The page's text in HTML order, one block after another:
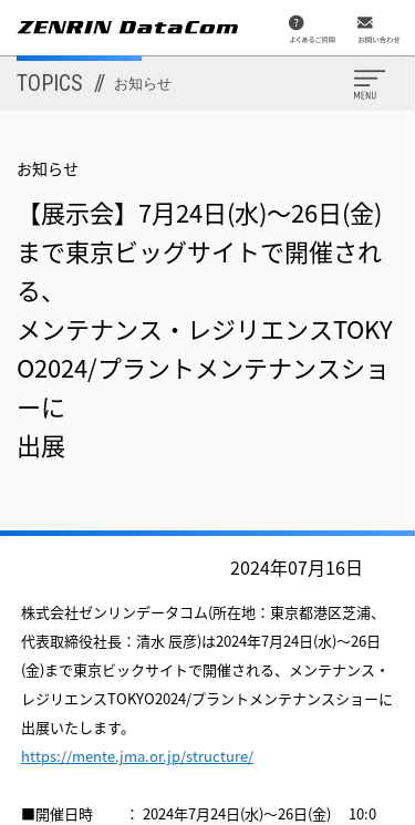
イ
コ
ンTOPICS // お知らせ
お知らせ
【展示会】7月24日(水)～26日(金)
まで東京ビッグサイトで開催され
る、
メンテナンス・レジリエンスTOKY
O2024/プラントメンテナンスショ
ーに
出展
2024年07月16日
株式会社ゼンリンデータコム(所在地：東京都港区芝浦、
代表取締役社長：清水 辰彦)は2024年7月24日(水)～26日
(金)まで東京ビックサイトで開催される、メンテナンス・
レジリエンスTOKYO2024/プラントメンテナンスショーに
出展いたします。
https://mente.jma.or.jp/structure/
■開催日時 ： 2024年7月24日(水)～26日(金) 10:0